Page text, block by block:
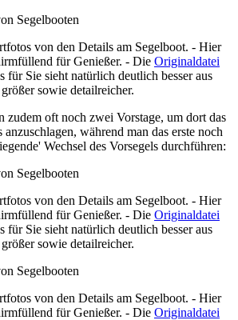
von den Details am Segelboot. - Hier
für Genießer. - Die Originaldatei
für Sie sieht natürlich deutlich besser aus
sowie detailreicher.
zudem oft noch zwei Vorstage, um dort das
während man das erste noch
Wechsel des Vorsegels durchführen:
von den Details am Segelboot. - Hier
für Genießer. - Die Originaldatei
für Sie sieht natürlich deutlich besser aus
sowie detailreicher.
von den Details am Segelboot. - Hier
für Genießer. - Die Originaldatei